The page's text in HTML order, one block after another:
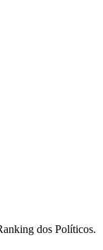
dos Políticos.